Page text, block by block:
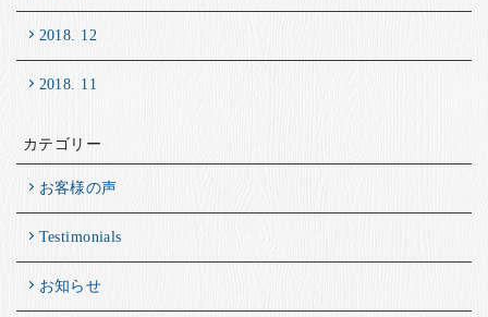
2018. 12
2018. 11
カテゴリー
お客様の声
Testimonials
お知らせ